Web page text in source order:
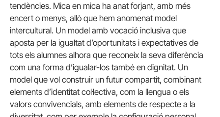
tendències. Mica en mica ha anat forjant, amb més
encert o menys, allò que hem anomenat model
intercultural. Un model amb vocació inclusiva que
aposta per la igualtat d’oportunitats i expectatives de
tots els alumnes alhora que reconeix la seva diferència
com una forma d’igualar-los també en dignitat. Un
model que vol construir un futur compartit, combinant
elements d’identitat col·lectiva, com la llengua o els
valors convivencials, amb elements de respecte a la